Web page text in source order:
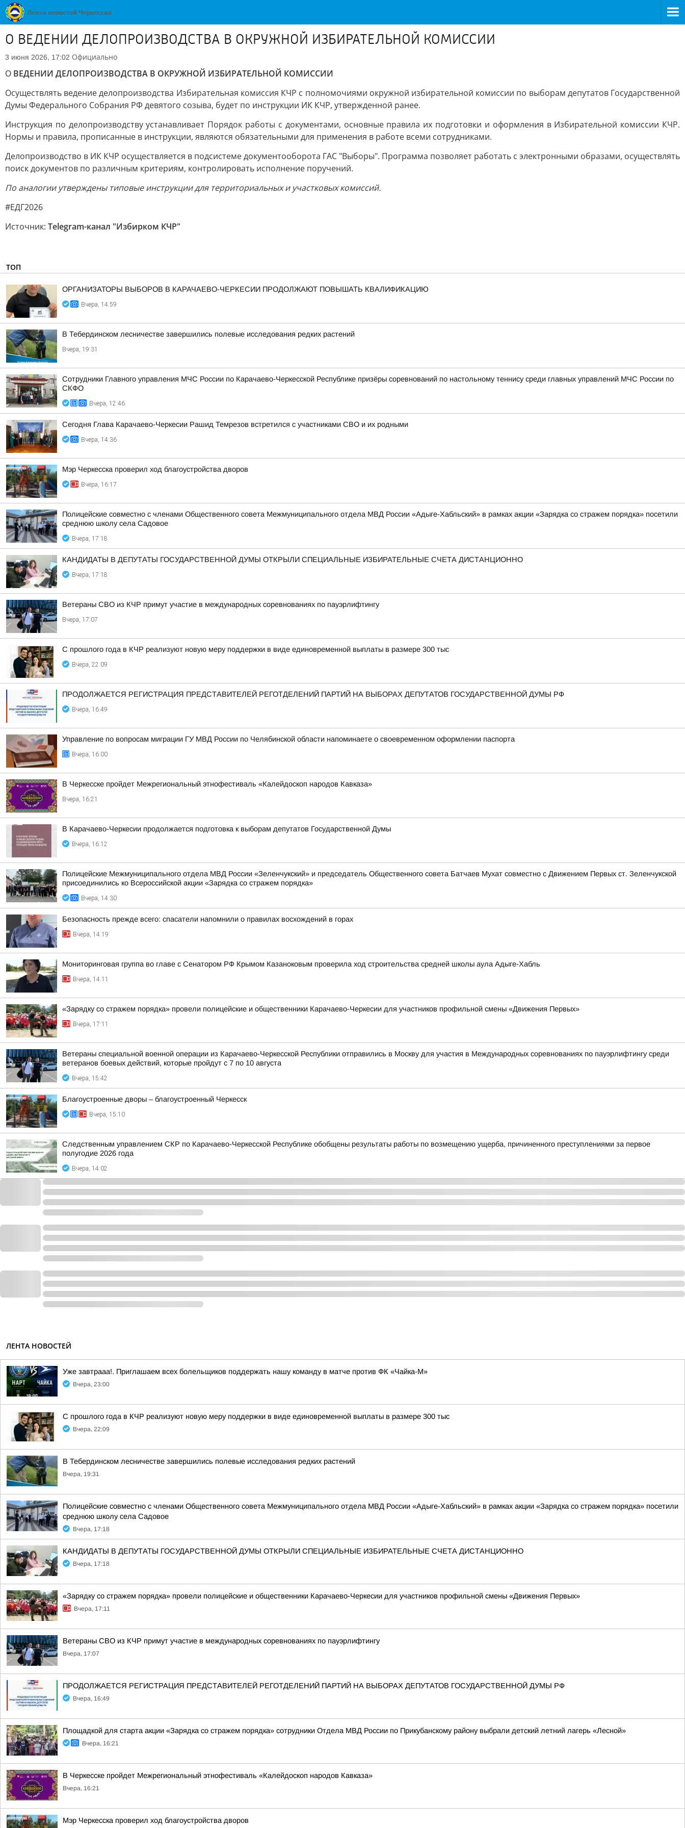
О ВЕДЕНИИ ДЕЛОПРОИЗВОДСТВА В ОКРУЖНОЙ ИЗБИРАТЕЛЬНОЙ КОМИССИИ
3 июня 2026, 17:02 Официально
О ВЕДЕНИИ ДЕЛОПРОИЗВОДСТВА В ОКРУЖНОЙ ИЗБИРАТЕЛЬНОЙ КОМИССИИ
Осуществлять ведение делопроизводства Избирательная комиссия КЧР с полномочиями окружной избирательной комиссии по выборам депутатов Государственной
Думы Федерального Собрания РФ девятого созыва, будет по инструкции ИК КЧР, утвержденной ранее.
Инструкция по делопроизводству устанавливает Порядок работы с документами, основные правила их подготовки и оформления в Избирательной комиссии КЧР.
Нормы и правила, прописанные в инструкции, являются обязательными для применения в работе всеми сотрудниками.
Делопроизводство в ИК КЧР осуществляется в подсистеме документооборота ГАС "Выборы". Программа позволяет работать с электронными образами, осуществлять
поиск документов по различным критериям, контролировать исполнение поручений.
По аналогии утверждены типовые инструкции для территориальных и участковых комиссий.
#ЕДГ2026
Источник: Telegram-канал "Избирком КЧР"
ТОП
ОРГАНИЗАТОРЫ ВЫБОРОВ В КАРАЧАЕВО-ЧЕРКЕСИИ ПРОДОЛЖАЮТ ПОВЫШАТЬ КВАЛИФИКАЦИЮ
Вчера, 14:59
В Тебердинском лесничестве завершились полевые исследования редких растений
Вчера, 19:31
Сотрудники Главного управления МЧС России по Карачаево-Черкесской Республике призёры соревнований по настольному теннису среди главных управлений МЧС России по
СКФО
Вчера, 12:46
Сегодня Глава Карачаево-Черкесии Рашид Темрезов встретился с участниками СВО и их родными
Вчера, 14:36
Мэр Черкесска проверил ход благоустройства дворов
Вчера, 16:17
Полицейские совместно с членами Общественного совета Межмуниципального отдела МВД России «Адыге-Хабльский» в рамках акции «Зарядка со стражем порядка» посетили
среднюю школу села Садовое
Вчера, 17:18
КАНДИДАТЫ В ДЕПУТАТЫ ГОСУДАРСТВЕННОЙ ДУМЫ ОТКРЫЛИ СПЕЦИАЛЬНЫЕ ИЗБИРАТЕЛЬНЫЕ СЧЕТА ДИСТАНЦИОННО
Вчера, 17:18
Ветераны СВО из КЧР примут участие в международных соревнованиях по пауэрлифтингу
Вчера, 17:07
С прошлого года в КЧР реализуют новую меру поддержки в виде единовременной выплаты в размере 300 тыс
Вчера, 22:09
ПРОДОЛЖАЕТСЯ РЕГИСТРАЦИЯ ПРЕДСТАВИТЕЛЕЙ РЕГОТДЕЛЕНИЙ ПАРТИЙ НА ВЫБОРАХ ДЕПУТАТОВ ГОСУДАРСТВЕННОЙ ДУМЫ РФ
Вчера, 16:49
Управление по вопросам миграции ГУ МВД России по Челябинской области напоминаете о своевременном оформлении паспорта
Вчера, 16:00
В Черкесске пройдет Межрегиональный этнофестиваль «Калейдоскоп народов Кавказа»
Вчера, 16:21
В Карачаево-Черкесии продолжается подготовка к выборам депутатов Государственной Думы
Вчера, 16:12
Полицейские Межмуниципального отдела МВД России «Зеленчукский» и председатель Общественного совета Батчаев Мухат совместно с Движением Первых ст. Зеленчукской
присоединились ко Всероссийской акции «Зарядка со стражем порядка»
Вчера, 14:30
Безопасность прежде всего: спасатели напомнили о правилах восхождений в горах
Вчера, 14:19
Мониторинговая группа во главе с Сенатором РФ Крымом Казаноковым проверила ход строительства средней школы аула Адыге-Хабль
Вчера, 14:11
«Зарядку со стражем порядка» провели полицейские и общественники Карачаево-Черкесии для участников профильной смены «Движения Первых»
Вчера, 17:11
Ветераны специальной военной операции из Карачаево-Черкесской Республики отправились в Москву для участия в Международных соревнованиях по пауэрлифтингу среди
ветеранов боевых действий, которые пройдут с 7 по 10 августа
Вчера, 15:42
Благоустроенные дворы – благоустроенный Черкесск
Вчера, 15:10
Следственным управлением СКР по Карачаево-Черкесской Республике обобщены результаты работы по возмещению ущерба, причиненного преступлениями за первое
полугодие 2026 года
Вчера, 14:02
ЛЕНТА НОВОСТЕЙ
Уже завтрааа!. Приглашаем всех болельщиков поддержать нашу команду в матче против ФК «Чайка-М»
Вчера, 23:00
С прошлого года в КЧР реализуют новую меру поддержки в виде единовременной выплаты в размере 300 тыс
Вчера, 22:09
В Тебердинском лесничестве завершились полевые исследования редких растений
Вчера, 19:31
Полицейские совместно с членами Общественного совета Межмуниципального отдела МВД России «Адыге-Хабльский» в рамках акции «Зарядка со стражем порядка» посетили
среднюю школу села Садовое
Вчера, 17:18
КАНДИДАТЫ В ДЕПУТАТЫ ГОСУДАРСТВЕННОЙ ДУМЫ ОТКРЫЛИ СПЕЦИАЛЬНЫЕ ИЗБИРАТЕЛЬНЫЕ СЧЕТА ДИСТАНЦИОННО
Вчера, 17:18
«Зарядку со стражем порядка» провели полицейские и общественники Карачаево-Черкесии для участников профильной смены «Движения Первых»
Вчера, 17:11
Ветераны СВО из КЧР примут участие в международных соревнованиях по пауэрлифтингу
Вчера, 17:07
ПРОДОЛЖАЕТСЯ РЕГИСТРАЦИЯ ПРЕДСТАВИТЕЛЕЙ РЕГОТДЕЛЕНИЙ ПАРТИЙ НА ВЫБОРАХ ДЕПУТАТОВ ГОСУДАРСТВЕННОЙ ДУМЫ РФ
Вчера, 16:49
Площадкой для старта акции «Зарядка со стражем порядка» сотрудники Отдела МВД России по Прикубанскому району выбрали детский летний лагерь «Лесной»
Вчера, 16:21
В Черкесске пройдет Межрегиональный этнофестиваль «Калейдоскоп народов Кавказа»
Вчера, 16:21
Мэр Черкесска проверил ход благоустройства дворов